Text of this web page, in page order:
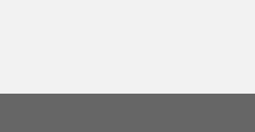
檔成鐵證